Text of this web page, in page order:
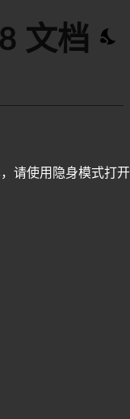
文档
请使用隐身模式打开